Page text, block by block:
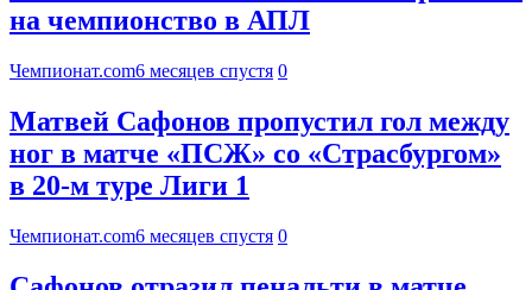
на чемпионство в АПЛ
Чемпионат.com6 месяцев спустя 0
Матвей Сафонов пропустил гол между
ног в матче «ПСЖ» со «Страсбургом»
в 20-м туре Лиги 1
Чемпионат.com6 месяцев спустя 0